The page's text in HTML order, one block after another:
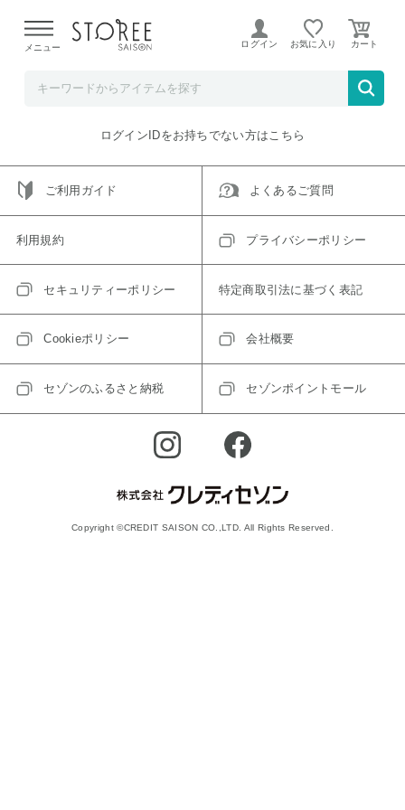
よる配送遅延が発生しております。
メニュー ログイン お気に入り
ご指定のアイテムは取り扱い終了、またはただいま取り扱い
トップへ戻る
ログインIDをお持ちでない方はこちら
ご利用ガイド よくあるご質問
利用規約 プライバシーポリシー
セキュリティーポリシー 特定商取引法に基づく表記
Cookieポリシー 会社概要
セゾンのふるさと納税 セゾンポイントモール
Copyright ©CREDIT SAISON CO.,LTD. All Rights Reserved.